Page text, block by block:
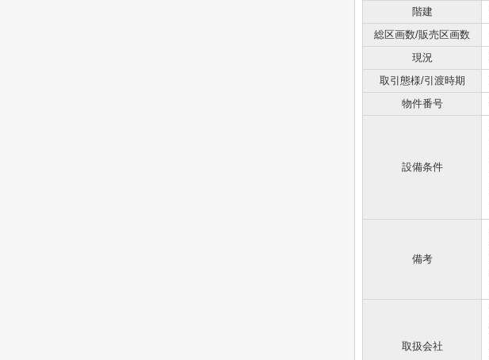
階建
総区画数/販売区画数
現況
取引態様/引渡時期
物件番号
設備条件
備考
取扱会社